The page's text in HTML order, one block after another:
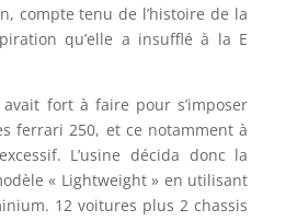
compte tenu de l’histoire de la
qu’elle a insufflé à la E
fort à faire pour s’imposer
ferrari 250, et ce notamment à
L’usine décida donc la
« Lightweight » en utilisant
12 voitures plus 2 chassis